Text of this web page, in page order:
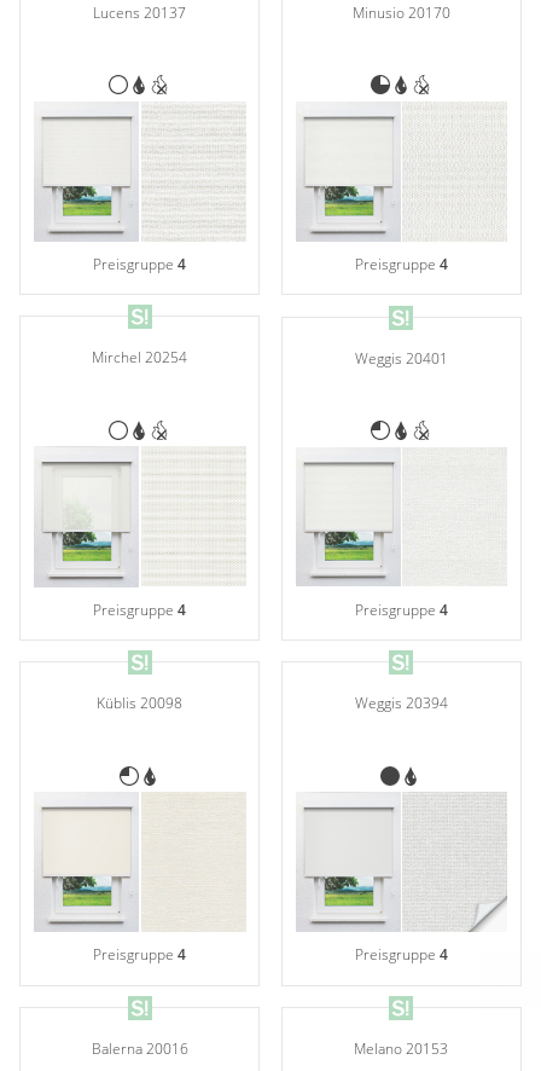
Lucens 20137
Preisgruppe4
Minusio 20170
Preisgruppe 4
Mirchel 20254
Preisgruppe4
Weggis 20401
Preisgruppe 4
Küblis 20098
Preisgruppe4
Weggis 20394
Preisgruppe 4
Balerna 20016 Melano 20153